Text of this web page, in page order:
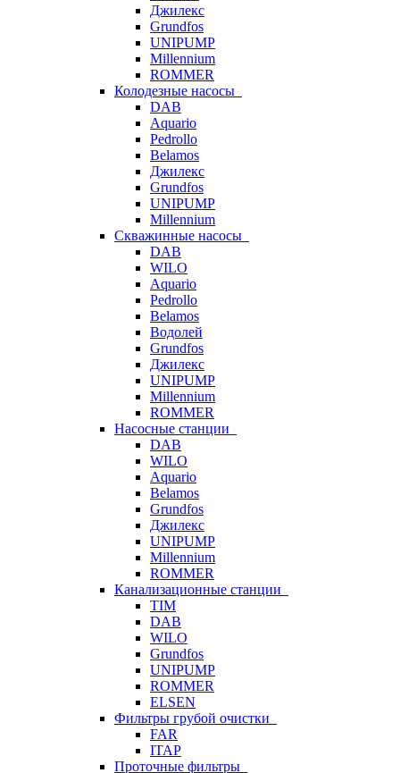
Джилекс
Grundfos
UNIPUMP
Millennium
ROMMER
Колодезные насосы
DAB
Aquario
Pedrollo
Belamos
Джилекс
Grundfos
UNIPUMP
Millennium
Скважинные насосы
DAB
WILO
Aquario
Pedrollo
Belamos
Водолей
Grundfos
Джилекс
UNIPUMP
Millennium
ROMMER
Насосные станции
DAB
WILO
Aquario
Belamos
Grundfos
Джилекс
UNIPUMP
Millennium
ROMMER
Канализационные станции
TIM
DAB
WILO
Grundfos
UNIPUMP
ROMMER
ELSEN
Фильтры грубой очистки
FAR
ITAP
Проточные фильтры